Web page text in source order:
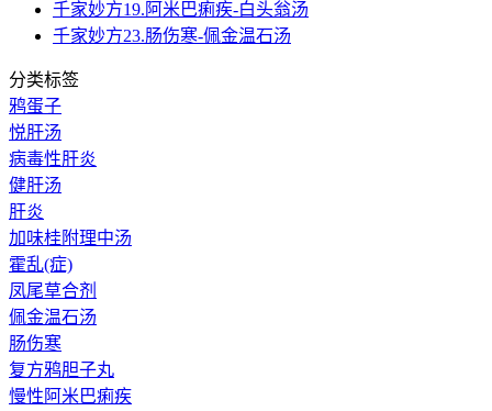
千家妙方19.阿米巴痢疾-白头翁汤
千家妙方23.肠伤寒-佩金温石汤
分类标签
鸦蛋子
悦肝汤
病毒性肝炎
健肝汤
肝炎
加味桂附理中汤
霍乱(症)
凤尾草合剂
佩金温石汤
肠伤寒
复方鸦胆子丸
慢性阿米巴痢疾